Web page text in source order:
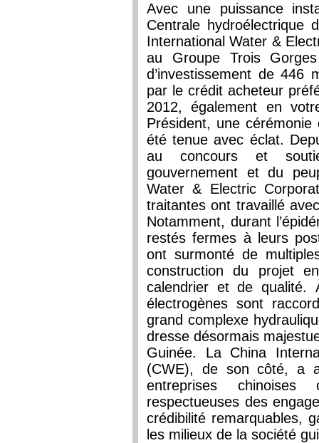
Avec une puissance
Centrale hydroélectrique
International Water &
au Groupe Trois
d’investissement de 446
par le crédit acheteur
2012, également en
Président, une
été tenue avec éclat.
au concours et
gouvernement et du
Water & Electric
traitantes ont travaillé
Notamment, durant
restés fermes à leurs
ont surmonté de
construction du projet
calendrier et de qualité.
électrogènes sont
grand complexe
dresse désormais
Guinée. La China
(CWE), de son côté, a
entreprises chinoises
respectueuses des
crédibilité remarquables,
les milieux de la société